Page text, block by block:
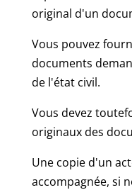
original d'un
Vous pouvez
documents
de l'état civil.
Vous devez
originaux des
Une copie d'un
accompagnée, si